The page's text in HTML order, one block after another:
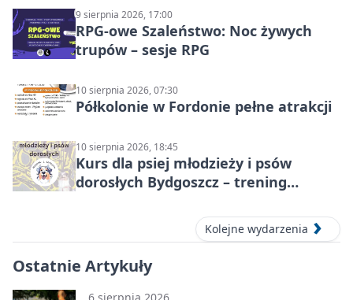
9 sierpnia 2026, 17:00
RPG-owe Szaleństwo: Noc żywych
trupów – sesje RPG
10 sierpnia 2026, 07:30
Półkolonie w Fordonie pełne atrakcji
10 sierpnia 2026, 18:45
Kurs dla psiej młodzieży i psów
dorosłych Bydgoszcz – trening
Kolejne wydarzenia
Ostatnie Artykuły